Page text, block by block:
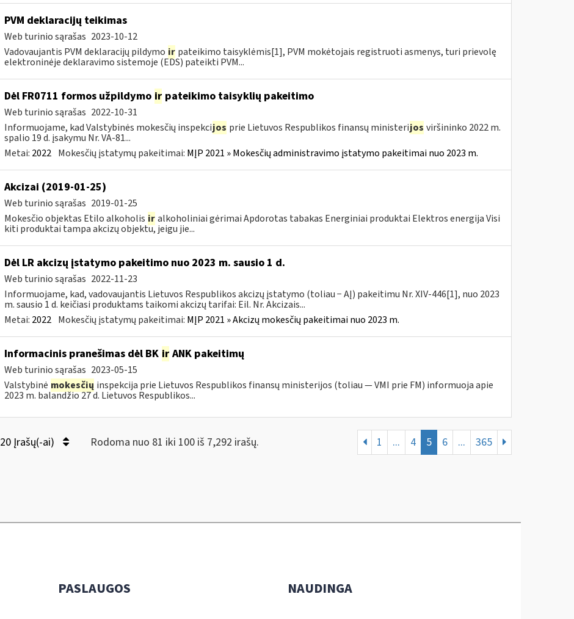
PVM deklaracijų teikimas
Web turinio sąrašas 2023-10-12
Vadovaujantis PVM deklaracijų pildymo ir pateikimo taisyklėmis[1], PVM mokėtojais registruoti asmenys, turi prievolę
elektroninėje deklaravimo sistemoje (EDS) pateikti PVM...
Dėl FR0711 formos užpildymo irpateikimo taisyklių pakeitimo
Web turinio sąrašas 2022-10-31
Informuojame, kad Valstybinės mokesčių inspekcijos prie Lietuvos Respublikos finansų ministerijos viršininko 2022 m.
spalio 19 d. įsakymu Nr. VA-81...
Metai: 2022 Mokesčių įstatymų pakeitimai: MĮP 2021 » Mokesčių administravimo įstatymo pakeitimai nuo 2023 m.
Akcizai (2019-01-25)
Web turinio sąrašas 2019-01-25
Mokesčio objektas Etilo alkoholis ir alkoholiniai gėrimai Apdorotas tabakas Energiniai produktai Elektros energija Visi
kiti produktai tampa akcizų objektu, jeigu jie...
Dėl LR akcizų įstatymo pakeitimo nuo 2023 m. sausio 1 d.
Web turinio sąrašas 2022-11-23
Informuojame, kad, vadovaujantis Lietuvos Respublikos akcizų įstatymo (toliau − AĮ) pakeitimu Nr. XIV-446[1], nuo 2023
m. sausio 1 d. keičiasi produktams taikomi akcizų tarifai: Eil. Nr. Akcizais...
Metai: 2022 Mokesčių įstatymų pakeitimai: MĮP 2021 » Akcizų mokesčių pakeitimai nuo 2023 m.
Informacinis pranešimas dėl BK irANK pakeitimų
Web turinio sąrašas 2023-05-15
Valstybinė mokesčių inspekcija prie Lietuvos Respublikos finansų ministerijos (toliau — VMI prie FM) informuoja apie
2023 m. balandžio 27 d. Lietuvos Respublikos...
20 Įrašų(-ai) Rodoma nuo 81 iki 100 iš 7,292 irašų. 1 ... 4 5 6 ... 365
PASLAUGOS NAUDINGA